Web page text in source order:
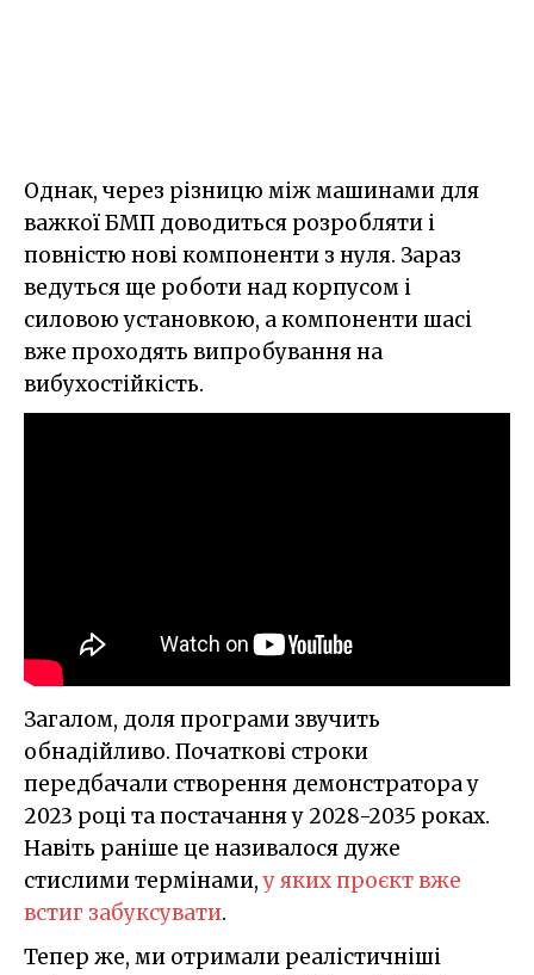
Однак, через різницю між машинами для
важкої БМП доводиться розробляти і
повністю нові компоненти з нуля. Зараз
ведуться ще роботи над корпусом і
силовою установкою, а компоненти шасі
вже проходять випробування на
вибухостійкість.
Загалом, доля програми звучить
обнадійливо. Початкові строки
передбачали створення демонстратора у
2023 році та постачання у 2028-2035 роках.
Навіть раніше це називалося дуже
стислими термінами,у яких проєкт вже
встиг забуксувати.
Тепер же, ми отримали реалістичніші